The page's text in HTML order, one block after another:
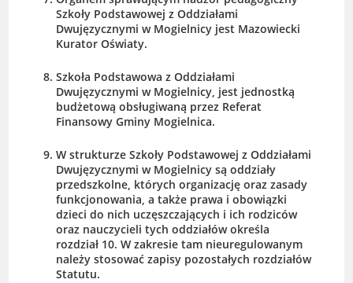
Szkoły Podstawowej z Oddziałami
Dwujęzycznymi w Mogielnicy jest Mazowiecki
Kurator Oświaty.
Szkoła Podstawowa z Oddziałami
Dwujęzycznymi w Mogielnicy, jest jednostką
budżetową obsługiwaną przez Referat
Finansowy Gminy Mogielnica.
W strukturze Szkoły Podstawowej z Oddziałami
Dwujęzycznymi w Mogielnicy są oddziały
przedszkolne, których organizację oraz zasady
funkcjonowania, a także prawa i obowiązki
dzieci do nich uczęszczających i ich rodziców
oraz nauczycieli tych oddziałów określa
rozdział 10. W zakresie tam nieuregulowanym
należy stosować zapisy pozostałych rozdziałów
Statutu.